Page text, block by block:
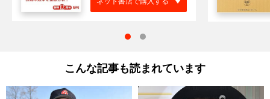
こんな記事も読まれています